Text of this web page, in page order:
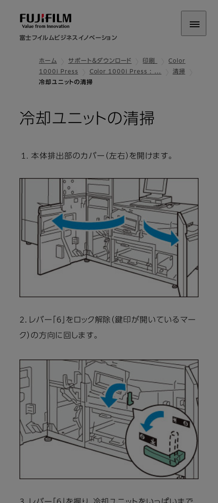
富士フイルムビジネスイノベーション
ホーム サポート＆ダウンロード 印刷
Color
1000i Press
Color 1000i Press : …
清掃
冷却ユニットの清掃
冷却ユニットの清掃
本体排出部のカバー（左右）を開けます。
2．レバー「6」をロック解除（鍵印が開いているマー
ク）の方向に回します。